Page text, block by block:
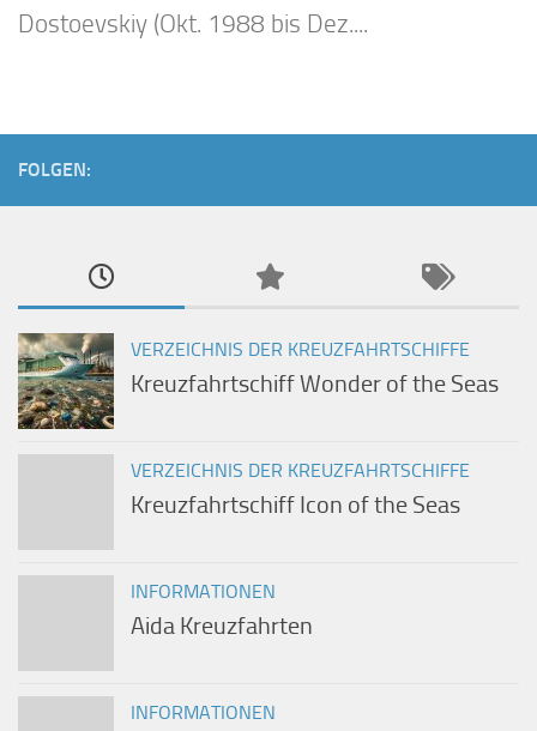
Dostoevskiy (Okt. 1988 bis Dez....
FOLGEN:
VERZEICHNIS DER KREUZFAHRTSCHIFFE
Kreuzfahrtschiff Wonder of the Seas
VERZEICHNIS DER KREUZFAHRTSCHIFFE
Kreuzfahrtschiff Icon of the Seas
INFORMATIONEN
Aida Kreuzfahrten
INFORMATIONEN